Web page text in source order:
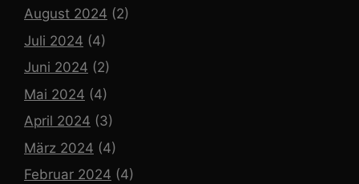
August 2024 (2)
Juli 2024 (4)
Juni 2024 (2)
Mai 2024 (4)
April 2024 (3)
März 2024 (4)
Februar 2024 (4)